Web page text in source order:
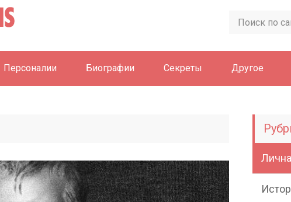
Персоналии Биографии Секреты Другое